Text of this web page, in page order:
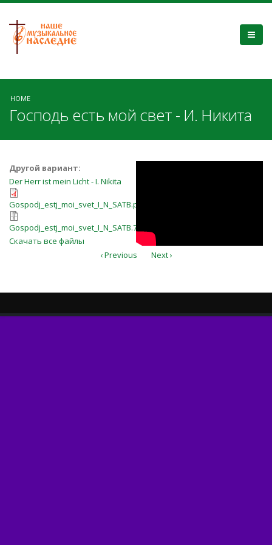
HOME
Господь есть мой свет - И. Никита
Другой вариант:
Der Herr ist mein Licht - I. Nikita
Gospodj_estj_moi_svet_I_N_SATB.pdf
Gospodj_estj_moi_svet_I_N_SATB.pdf
Gospodj_estj_moi_svet_I_N_SATB.7z
Gospodj_estj_moi_svet_I_N_SATB.7z
Скачать все файлы
‹ Previous Next ›